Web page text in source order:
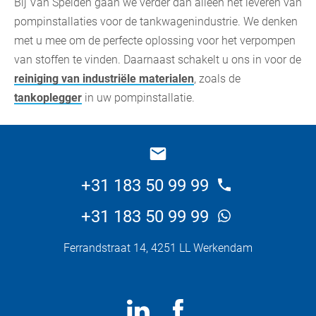
pompinstallaties voor de tankwagenindustrie. We denken
met u mee om de perfecte oplossing voor het verpompen
van stoffen te vinden. Daarnaast schakelt u ons in voor de
reiniging van industriële materialen, zoals de
tankoplegger in uw pompinstallatie.
+31 183 50 99 99
+31 183 50 99 99
Ferrandstraat 14, 4251 LL Werkendam